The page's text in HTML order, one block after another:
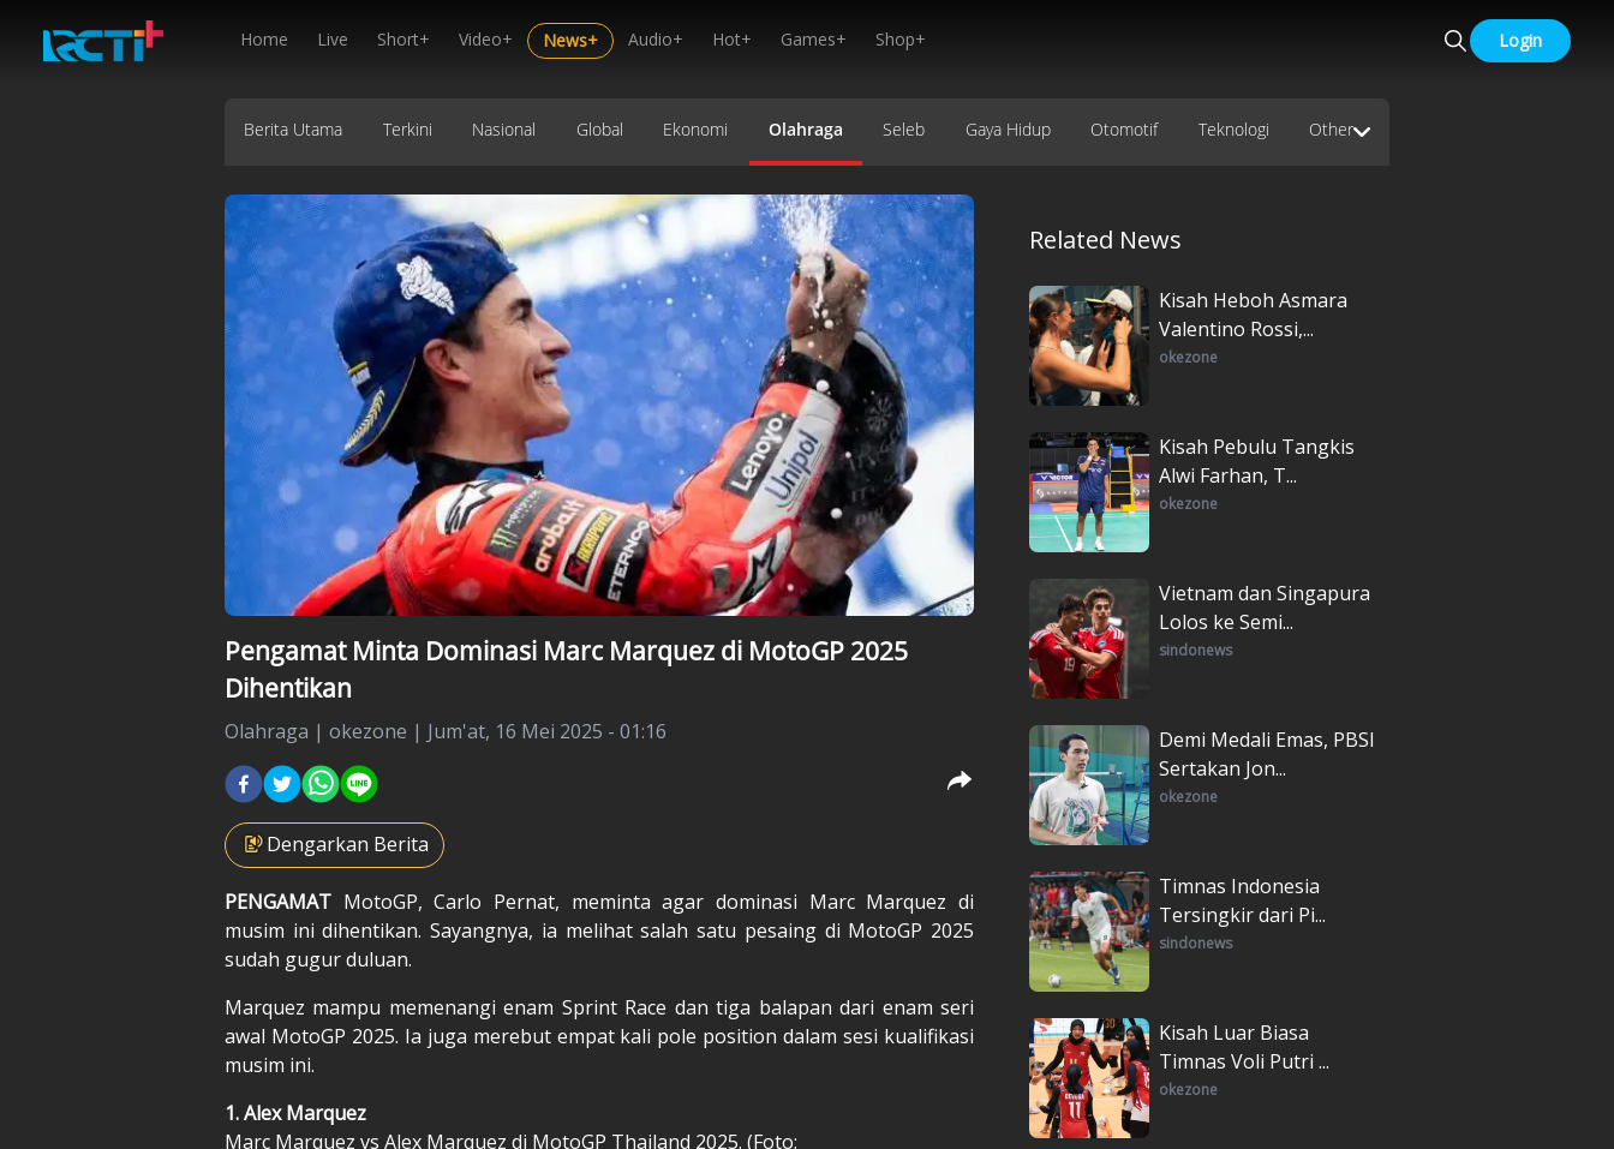
Home Live Short+ Video+ News+ Audio+ Hot+ Games+ Shop+ Login
Berita Utama Terkini Nasional Global Ekonomi Olahraga Seleb Gaya Hidup Otomotif Teknologi Other
Pengamat Minta Dominasi Marc Marquez di MotoGP 2025
Dihentikan
Olahraga | okezone | Jum'at, 16 Mei 2025 - 01:16
Dengarkan Berita
PENGAMAT MotoGP,Carlo Pernat, meminta agar dominasi Marc Marquezdi
musim ini dihentikan. Sayangnya, ia melihat salah satu pesaing di MotoGP 2025
sudah gugur duluan.
Marquez mampu memenangi enam Sprint Race dan tiga balapan dari enam seri
awal MotoGP 2025. Ia juga merebut empat kali pole position dalam sesi kualifikasi
musim ini.
1. Alex Marquez
Marc Marquez vs Alex Marquez di MotoGP Thailand 2025. (Foto:
Related News
Kisah Heboh Asmara
Valentino Rossi,...
okezone
Kisah Pebulu Tangkis
Alwi Farhan, T...
okezone
Vietnam dan Singapura
Lolos ke Semi...
sindonews
Demi Medali Emas, PBSI
Sertakan Jon...
okezone
Timnas Indonesia
Tersingkir dari Pi...
sindonews
Kisah Luar Biasa
Timnas Voli Putri ...
okezone